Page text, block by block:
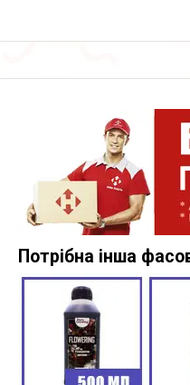
Потрібна інша